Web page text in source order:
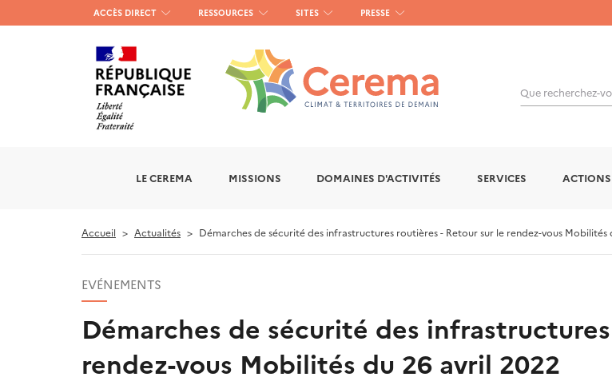
Menu
haut
gauche
ACCÈS DIRECT RESSOURCES SITES PRESSE
Que recherchez-
LE CEREMA MISSIONS DOMAINES D'ACTIVITÉS SERVICES ACTIONS
Accueil Actualités Démarches de sécurité des infrastructures routières - Retour sur le rendez-vous Mobilités
EVÉNEMENTS
Démarches de sécurité des
rendez-vous Mobilités du 26 avril 2022